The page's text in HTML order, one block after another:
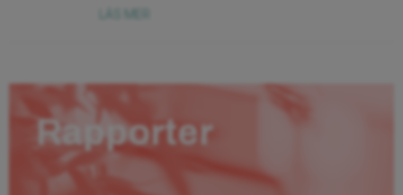
Rapporter